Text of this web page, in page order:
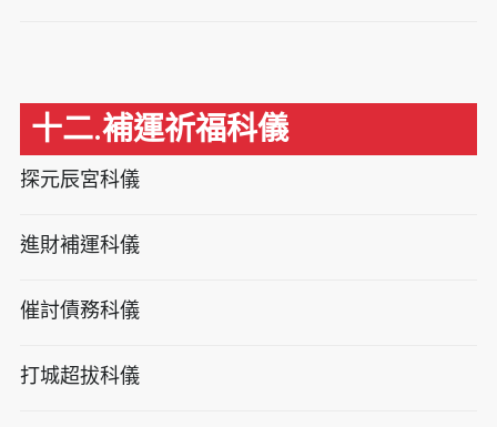
十二.補運祈福科儀
探元辰宮科儀
進財補運科儀
催討債務科儀
打城超拔科儀